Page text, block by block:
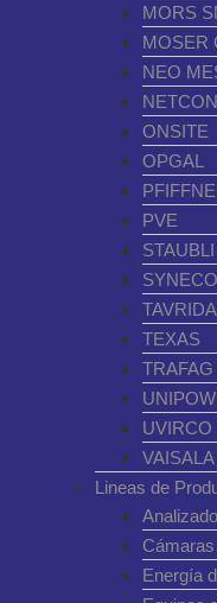
MORS
MOSER
NEO
ONSITE
OPGAL
PVE
STAUBLI
TAVRIDA
TEXAS
TRAFAG
UVIRCO
VAISALA
Lineas de
Energía